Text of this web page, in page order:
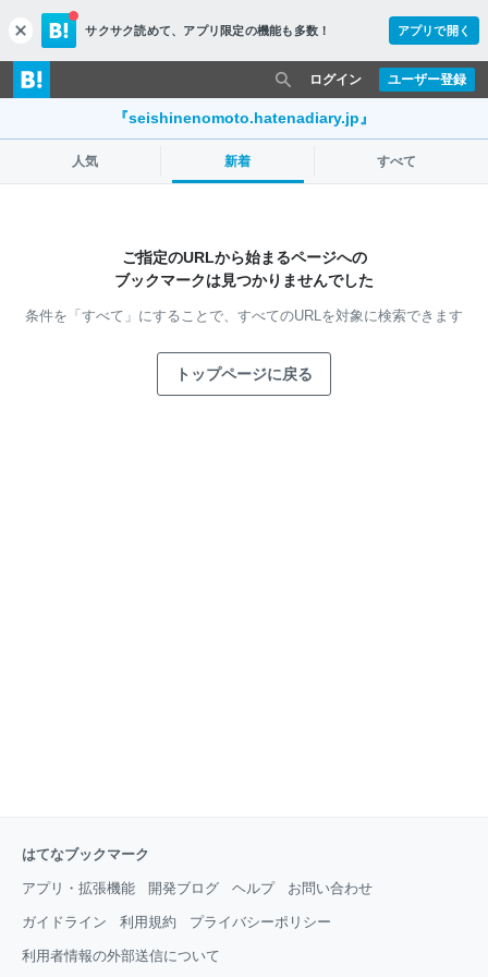
c
l
o
s
サクサク読めて、 アプリ限定の機能も多数！ アプリで開く
ユーザー登録
ログイン
『seishinenomoto.hatenadiary.jp』
人気 新着 すべて
ご指定のURLから始まるページへの
ブックマークは見つかりませんでした
条件を「すべて」にすることで、 すべてのURLを対象に検索できます
トップページに戻る
はてなブックマーク
アプリ・拡張機能 開発ブログ ヘルプ お問い合わせ
ガイドライン 利用規約 プライバシーポリシー
利用者情報の外部送信について